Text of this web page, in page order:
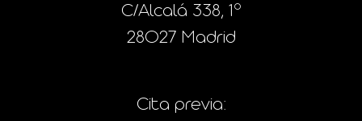
C/Alcalá 338, 1º
28027 Madrid
Cita previa: